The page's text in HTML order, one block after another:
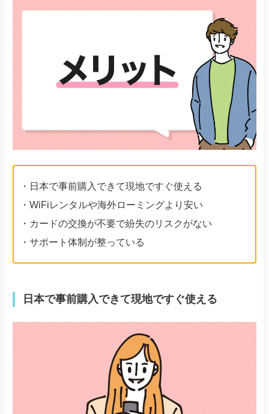
・日本で事前購入できて現地ですぐ使える
・WiFiレンタルや海外ローミングより安い
・カードの交換が不要で紛失のリスクがない
・サポート体制が整っている
日本で事前購入できて現地ですぐ使える